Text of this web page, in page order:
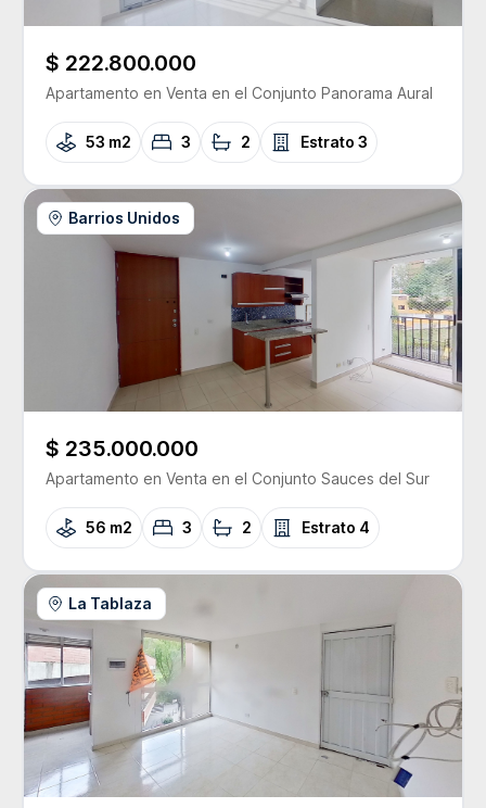
$ 222.800.000
Apartamento en Venta en el Conjunto Panorama Aural
53 m2 3 2 Estrato 3
Barrios Unidos
$ 235.000.000
Apartamento en Venta en el Conjunto Sauces del Sur
56 m2 3 2 Estrato 4
La Tablaza